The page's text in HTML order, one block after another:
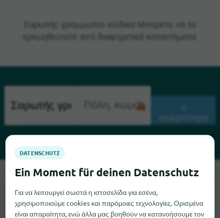
Λυπούμαστε, δεν μπορούμε να βρούμε το Σαρωτής
μπορείτε να βρείτε το Σαρωτής γραμμωτού κώδικα, θα
χαρούμε πολύ αν μας ενημερώσετε.
Για να λειτουργεί σωστά η ιστοσελίδα για εσένα,
χρησιμοποιούμε cookies και παρόμοιες τεχνολογίες. Ορισμένα
είναι απαραίτητα, ενώ άλλα μας βοηθούν να κατανοήσουμε τον